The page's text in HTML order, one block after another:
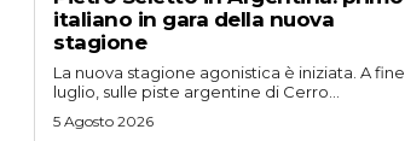
italiano in gara della nuova
stagione
La nuova stagione agonistica è iniziata. A fine
luglio, sulle piste argentine di Cerro...
5 Agosto 2026